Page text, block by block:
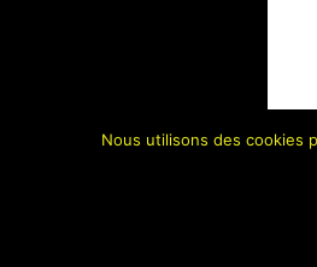
Nous utilisons des cookies